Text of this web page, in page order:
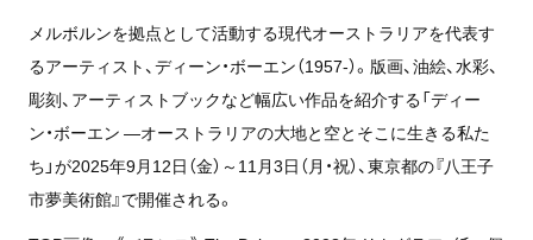
メルボルンを拠点として活動する現代オーストラリアを代表す
るアーティスト、ディーン・ボーエン（1957-）。版画、油絵、水彩、
彫刻、アーティストブックなど幅広い作品を紹介する「ディー
ン・ボーエン ―オーストラリアの大地と空とそこに生きる私た
ち」が2025年9月12日（金）～11月3日（月・祝）、東京都の『八王子
市夢美術館』で開催される。